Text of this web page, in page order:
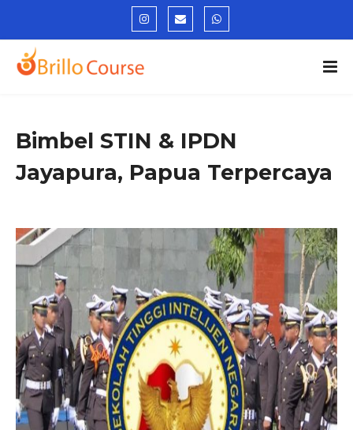
Bimbel STIN & IPDN
Jayapura, Papua Terpercaya